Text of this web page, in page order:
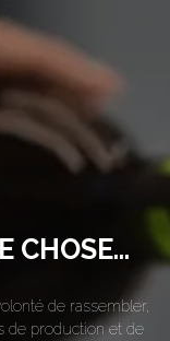
CHOSE...
de rassembler,
de production et de